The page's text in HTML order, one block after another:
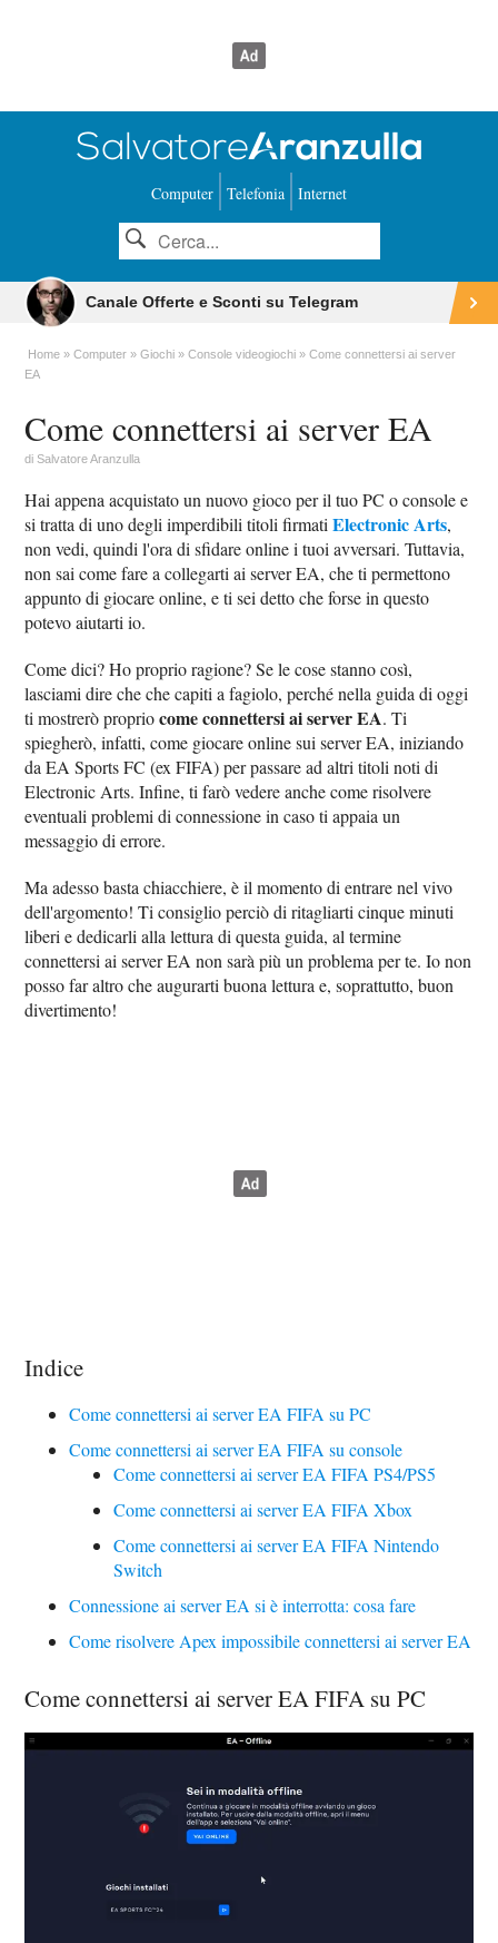
Computer Telefonia Internet
Canale Offerte e Sconti su Telegram
Home Computer Giochi Console videogiochi
Come connettersi ai server
EA
Come connettersi ai server EA
diSalvatore Aranzulla
Hai appena acquistato un nuovo gioco per il tuo PC o console e
si tratta di uno degli imperdibili titoli firmatiElectronic Arts,
non vedi, quindi l'ora di sfidare online i tuoi avversari. Tuttavia,
non sai come fare a collegarti ai server EA, che ti permettono
appunto di giocare online, e ti sei detto che forse in questo
potevo aiutarti io.
Come dici? Ho proprio ragione? Se le cose stanno così,
lasciami dire che che capiti a fagiolo, perché nella guida di oggi
ti mostrerò propriocome connettersi ai server EA. Ti
spiegherò, infatti, come giocare online sui server EA, iniziando
da EA Sports FC (ex FIFA) per passare ad altri titoli noti di
Electronic Arts. Infine, ti farò vedere anche come risolvere
eventuali problemi di connessione in caso ti appaia un
messaggio di errore.
Ma adesso basta chiacchiere, è il momento di entrare nel vivo
dell'argomento! Ti consiglio perciò di ritagliarti cinque minuti
liberi e dedicarli alla lettura di questa guida, al termine
connettersi ai server EA non sarà più un problema per te. Io non
posso far altro che augurarti buona lettura e, soprattutto, buon
divertimento!
Indice
Come connettersi ai server EA FIFA su PC
Come connettersi ai server EA FIFA su console
Come connettersi ai server EA FIFA PS4/PS5
Come connettersi ai server EA FIFA Xbox
Come connettersi ai server EA FIFA Nintendo
Switch
Connessione ai server EA si è interrotta: cosa fare
Come risolvere Apex impossibile connettersi ai server EA
Come connettersi ai server EA FIFA su PC